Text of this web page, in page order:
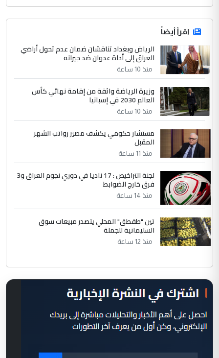
اقرأ أيضاً
الرياض وبغداد تناقشان ضمان عدم تحول أراضي
العراق إلى أداة عدوان ضد جيرانه
منذ 10 ساعة
وزيرة الرياضة واثقة من إقامة نهائي كأس
العالم 2030 في إسبانيا
منذ 10 ساعة
مستشار حكومي يكشف مصير رواتب الشهر
المقبل
منذ 11 ساعة
لجنة التراخيص : 17 ناديا في دوري نجوم العراق و3
فرق خارج الضوابط
منذ 14 ساعة
تين "طقطق" المحلي يتصدر مبيعات سوق
السليمانية للجملة
منذ 12 ساعة